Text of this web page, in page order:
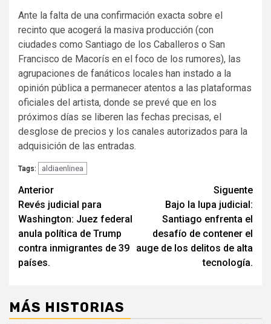
Ante la falta de una confirmación exacta sobre el
recinto que acogerá la masiva producción (con
ciudades como Santiago de los Caballeros o San
Francisco de Macorís en el foco de los rumores), las
agrupaciones de fanáticos locales han instado a la
opinión pública a permanecer atentos a las plataformas
oficiales del artista, donde se prevé que en los
próximos días se liberen las fechas precisas, el
desglose de precios y los canales autorizados para la
adquisición de las entradas.
Tags: aldiaenlinea
Navegación
de
entradas
Anterior
Revés judicial para
Washington: Juez federal
anula política de Trump
contra inmigrantes de 39
países.
Siguente
Bajo la lupa judicial:
Santiago enfrenta el
desafío de contener el
auge de los delitos de alta
tecnología.
MÁS HISTORIAS